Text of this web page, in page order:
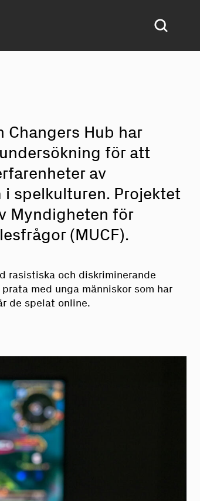
Changers Hub har
för att
av
spelkulturen. Projektet
Myndigheten för
(MUCF).
rasistiska och diskriminerande
med unga människor som har
de spelat online.